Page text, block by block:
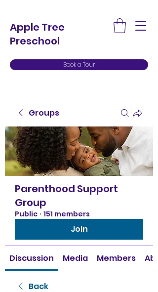
Apple Tree
Preschool
Book a Tour
Groups
Parenthood Support
Group
Public · 151 members
Join
Discussion Media Members
Back